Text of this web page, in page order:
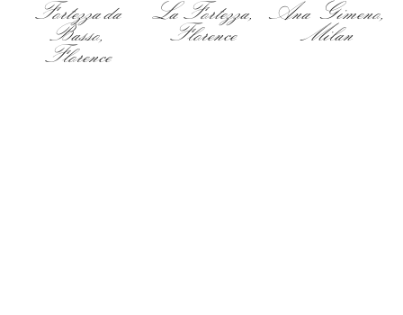
Fortezza da
Basso,
Florence
La Fortezza,
Florence
Ana Gimeno,
Milan